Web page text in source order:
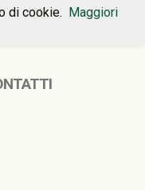
CONTATTI
di cookie. Maggiori